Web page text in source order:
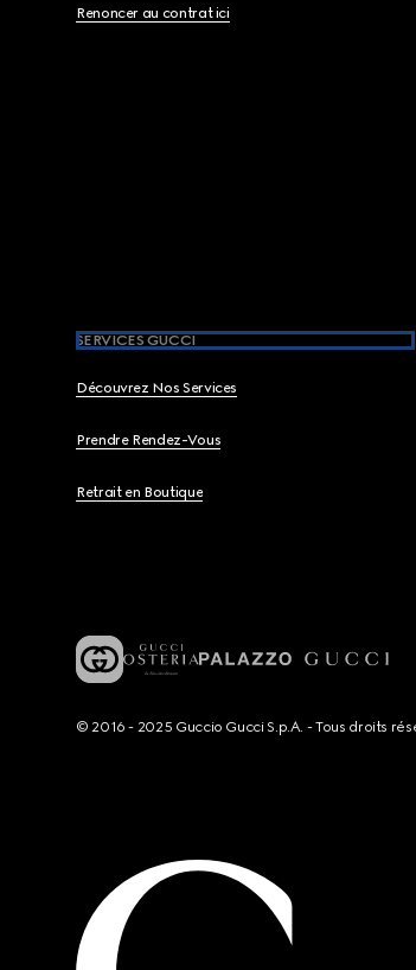
Renoncer au contrat ici
SERVICES GUCCI
Découvrez Nos Services
Prendre Rendez-Vous
Retrait en Boutique
© 2016 - 2025 Guccio Gucci S.p.A. - Tous droits